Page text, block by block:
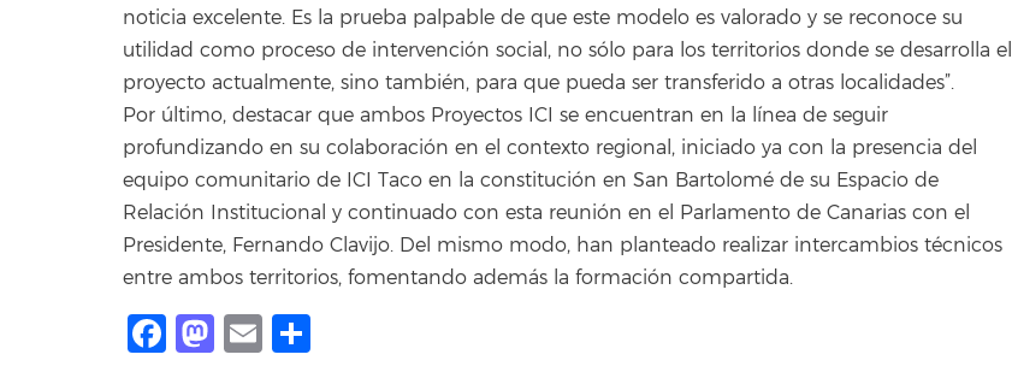
noticia excelente. Es la prueba palpable de que este modelo es valorado y se reconoce su
utilidad como proceso de intervención social, no sólo para los territorios donde se desarrolla el
proyecto actualmente, sino también, para que pueda ser transferido a otras localidades”.
Por último, destacar que ambos Proyectos ICI se encuentran en la línea de seguir
profundizando en su colaboración en el contexto regional, iniciado ya con la presencia del
equipo comunitario de ICI Taco en la constitución en San Bartolomé de su Espacio de
Relación Institucional y continuado con esta reunión en el Parlamento de Canarias con el
Presidente, Fernando Clavijo. Del mismo modo, han planteado realizar intercambios técnicos
entre ambos territorios, fomentando además la formación compartida.
Facebook
Mastodon
Email